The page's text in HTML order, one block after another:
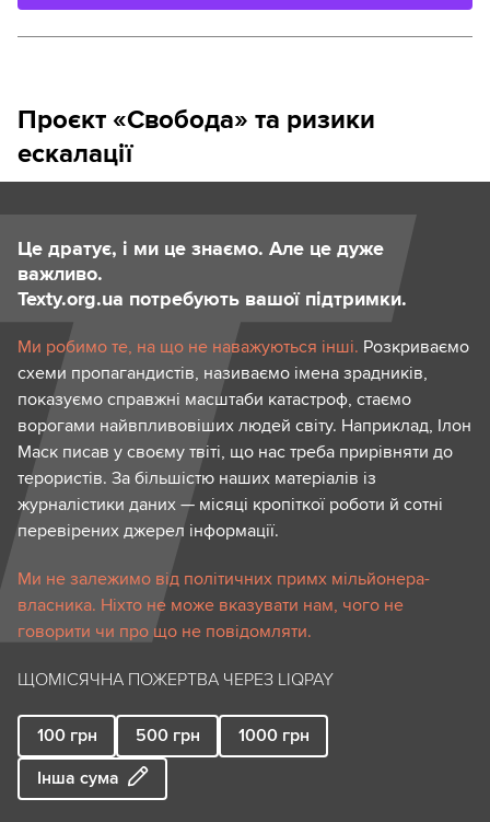
Проєкт «Свобода» та ризики
ескалації
Це дратує, і ми це знаємо. Але це дуже
важливо.
Texty.org.ua потребують вашої підтримки.
Ми робимо те, на що не наважуються інші. Розкриваємо
схеми пропагандистів, називаємо імена зрадників,
показуємо справжні масштаби катастроф, стаємо
ворогами найвпливовіших людей світу. Наприклад, Ілон
Маск писав у своєму твіті, що нас треба прирівняти до
терористів. За більшістю наших матеріалів із
журналістики даних — місяці кропіткої роботи й сотні
перевірених джерел інформації.
Ми не залежимо від політичних примх мільйонера-
власника. Ніхто не може вказувати нам, чого не
говорити чи про що не повідомляти.
ЩОМІСЯЧНА ПОЖЕРТВА ЧЕРЕЗ LIQPAY
100 грн 500 грн 1000 грн
Інша сума